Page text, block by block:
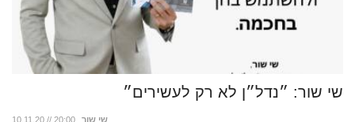
שי שור: ״נדל״ן לא רק לעשירים״
10.11.20 // 20:00 שי שור